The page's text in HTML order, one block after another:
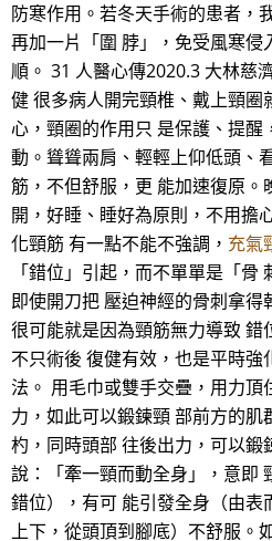
防寒作用。若冬天手術的患者，
再加一片「圍 脖」，免受風寒
順。 31 人醫心傳2020.3 大林慈
健 很多病人開完頸椎、戴上頸
心，頸圈的作用只 是保護、提
動。聳聳兩肩、輕輕上仰低頭、
筋，不但舒服，更 能加速復原
開，好睡、睡好為原則，不用擔
化頸筋 有一點不能不強調， 充氣
「錯位」引起，而不單單是「
即使開刀把 壓迫神經的骨刺拿得
很可能就是因為頸筋無力導致 錯
不只術後 復健有效，也是平時強
法。 用毛巾或雙手交疊，用力頂
力，如此可以鍛鍊頸 部前方的
杓，同時頭部 往後出力，可以鍛
說：「牽一頸而動全身」，意即
錯位），有可 能引發全身（由表
上下，從頭頂到腳底）不舒服。